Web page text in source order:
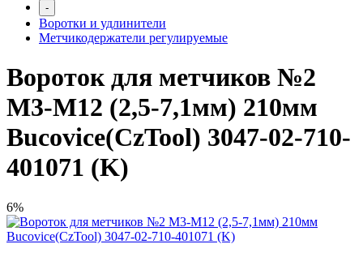
-
Воротки и удлинители
Метчикодержатели регулируемые
Вороток для метчиков №2
M3-M12 (2,5-7,1мм) 210мм
Bucovice(CzTool) 3047-02-710-
401071 (K)
6%